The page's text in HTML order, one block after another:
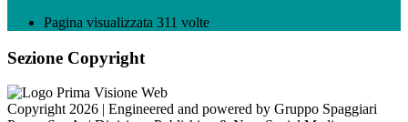
Pagina visualizzata 311 volte
Sezione Copyright
Copyright 2026 | Engineered and powered by Gruppo Spaggiari